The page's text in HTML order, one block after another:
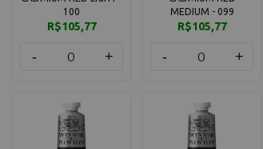
100
R$105,77
- +
MEDIUM - 099
R$105,77
- +